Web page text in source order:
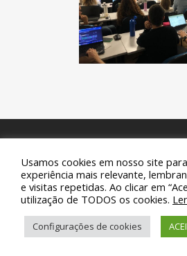
© 2019 Sanemar - Companhia de
Todos os direitos reservados.
Usamos cookies em nosso site
experiência mais relevante,
e visitas repetidas. Ao clicar em
utilização de TODOS os cookies.
Configurações de cookies